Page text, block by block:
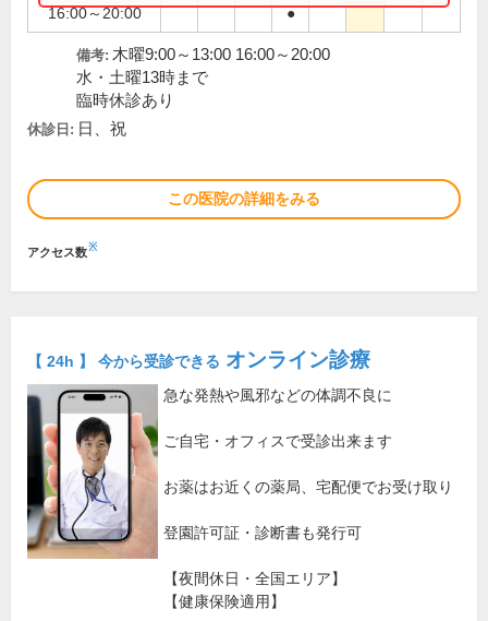
16:00～20:00 ●
備考: 木曜9:00～13:00 16:00～20:00
水・土曜13時まで
臨時休診あり
休診日: 日、祝
この医院の詳細をみる
アクセス数※
【 24h 】 今から受診できる オンライン診療
急な発熱や風邪などの体調不良に
ご自宅・オフィスで受診出来ます
お薬はお近くの薬局、宅配便でお受け取り
登園許可証・診断書も発行可
【夜間休日・全国エリア】
【健康保険適用】